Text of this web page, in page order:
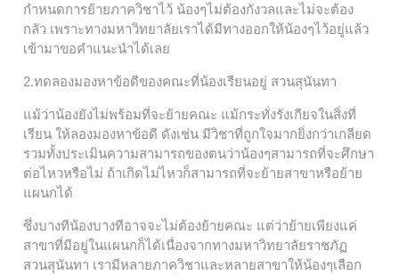
กำหนดการย้ายภาควิชาไว้ น้องๆไม่ต้องกังวลและไม่จะต้อง
กลัว เพราะทางมหาวิทยาลัยเราได้มีทางออกให้น้องๆไว้อยู่แล้ว
เข้ามาขอคำแนะนำได้เลย
2.ทดลองมองหาข้อดีของคณะที่น้องเรียนอยู่ สวนสุนันทา
แม้ว่าน้องยังไม่พร้อมที่จะย้ายคณะ แม้กระทั่งรังเกียจในสิ่งที่
เรียน ให้ลองมองหาข้อดี ดังเช่น มีวิชาที่ถูกใจมากยิ่งกว่าเกลียด
รวมทั้งประเมินความสามารถของตนว่าน้องๆสามารถที่จะศึกษา
ต่อไหวหรือไม่ ถ้าเกิดไม่ไหวก็สามารถที่จะย้ายสาขาหรือย้าย
แผนกได้
ซึ่งบางทีน้องบางทีอาจจะไม่ต้องย้ายคณะ แต่ว่าย้ายเพียงแค่
สาขาที่มีอยู่ในแผนกก็ได้เนื่องจากทางมหาวิทยาลัยราชภัฏ
สวนสุนันทา เรามีหลายภาควิชาและหลายสาขาให้น้องๆเลือก